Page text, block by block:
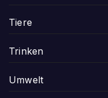
Tiere
Trinken
Umwelt